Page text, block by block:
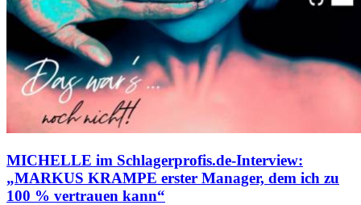
MICHELLE im Schlagerprofis.de-Interview:
„MARKUS KRAMPE erster Manager, dem ich zu
100 % vertrauen kann“